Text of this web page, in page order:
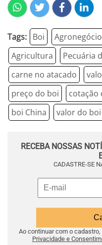
Tags: Boi Agronegócio
Agricultura
Pecuária
carne no atacado
preço do boi
cotação
boi China
valor do boi
RECEBA NOSSAS
CADASTRE-SE
Ao continuar com o
Privacidade e